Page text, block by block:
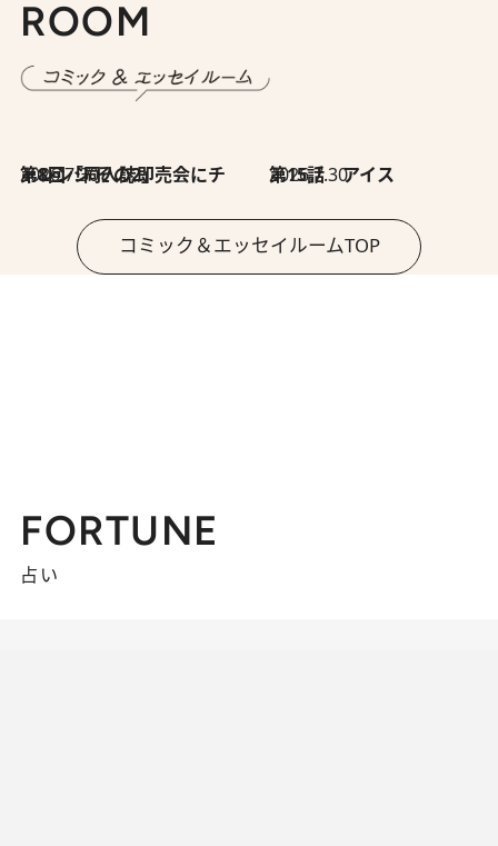
ROOM
2026.7.30
第8回「同人誌即売会にチャレンジ その2」 2026.7.30
第15話 アイス
コミック＆エッセイルームTOP
FORTUNE
占い